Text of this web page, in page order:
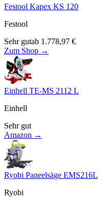
Festool Kapex KS 120
Festool
Sehr gutab 1.778,97 €
Zum Shop →
Einhell TE-MS 2112 L
Einhell
Sehr gut
Amazon →
Ryobi Paneelsäge EMS216L
Ryobi